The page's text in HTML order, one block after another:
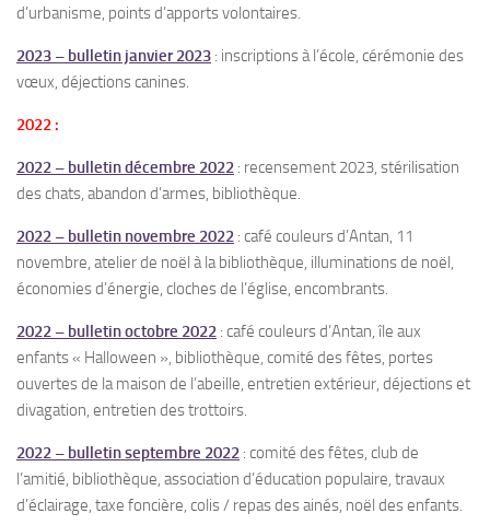
d’urbanisme, points d’apports volontaires.
2023 – bulletin janvier 2023 : inscriptions à l’école, cérémonie des
vœux, déjections canines.
2022 :
2022 – bulletin décembre 2022 : recensement 2023, stérilisation
des chats, abandon d’armes, bibliothèque.
2022 – bulletin novembre 2022 : café couleurs d’Antan, 11
novembre, atelier de noël à la bibliothèque, illuminations de noël,
économies d’énergie, cloches de l’église, encombrants.
2022 – bulletin octobre 2022 : café couleurs d’Antan, île aux
enfants « Halloween », bibliothèque, comité des fêtes, portes
ouvertes de la maison de l’abeille, entretien extérieur, déjections et
divagation, entretien des trottoirs.
2022 – bulletin septembre 2022 : comité des fêtes, club de
l’amitié, bibliothèque, association d’éducation populaire, travaux
d’éclairage, taxe foncière, colis / repas des ainés, noël des enfants.